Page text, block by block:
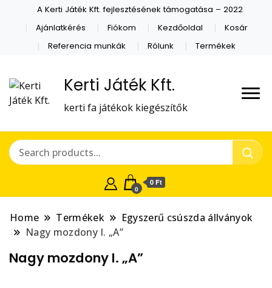
A Kerti Játék Kft. fejlesztésének támogatása – 2022
Ajánlatkérés
Fiókom Kezdőoldal
Kosár
Referencia munkák
Rólunk Termékek
Kerti Játék Kft.
kerti fa játékok kiegészítők
0
0 Ft
Home Termékek
Egyszerű csúszda állványok
Nagy mozdony I. „A”
Nagy mozdony I. „A”